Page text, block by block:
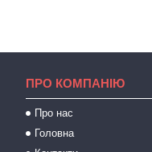
ПРО КОМПАНІЮ
Про нас
Головна